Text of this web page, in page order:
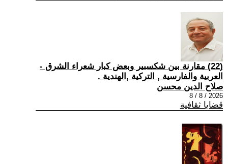
(22) مقارنة بين شكسبير وبعض كبار شعراء الشرق -
العربية والفارسية , التركية ,الهندية .
صلاح الدين محسن
2026 / 8 / 8
قضايا ثقافية